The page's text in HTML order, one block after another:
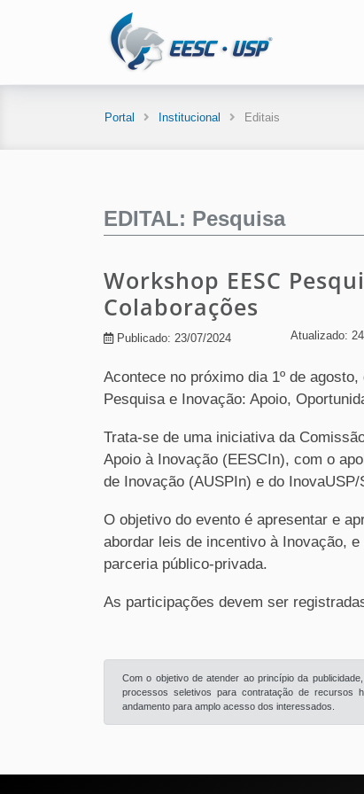
Portal Institucional Editais
EDITAL: Pesquisa
Workshop EESC
Colaborações
Publicado: 23/07/2024 Atualizado:
Acontece no próximo dia 1º de
Pesquisa e Inovação: Apoio,
Trata-se de uma iniciativa da
Apoio à Inovação (EESCIn), com o
de Inovação (AUSPIn) e do InovaUSP/
O objetivo do evento é apresentar e
abordar leis de incentivo à Inovação,
parceria público-privada.
As participações devem ser
Com o objetivo de atender ao princípio da
processos seletivos para contratação de recursos
andamento para amplo acesso dos interessados.